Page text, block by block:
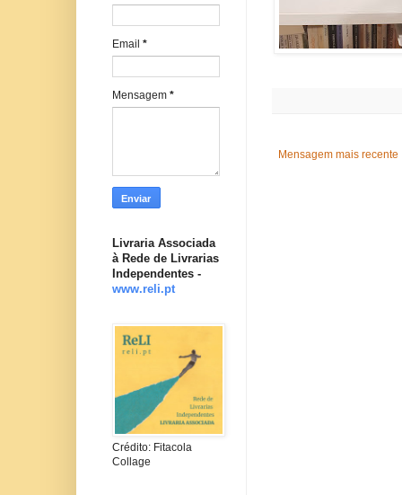
Mensagem mais recente
Email *
Mensagem *
Livraria Associada
à Rede de Livrarias
Independentes -
www.reli.pt
Crédito: Fitacola
Collage